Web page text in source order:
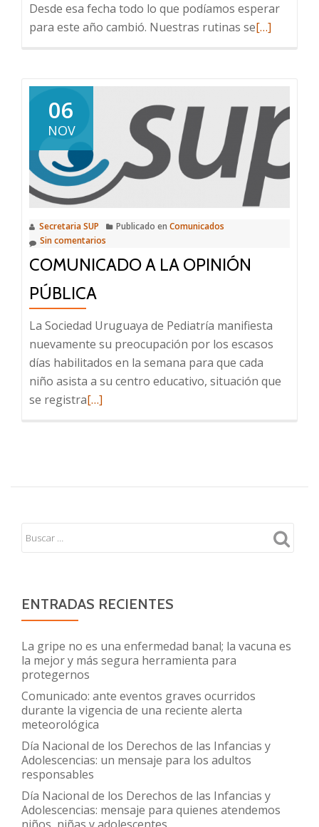
Desde esa fecha todo lo que podíamos esperar
para este año cambió. Nuestras rutinas seLeer
al
Covid-
es
un
tema
cuidemos
lo
que
tenemos
[…]
06
NOV
Secretaria SUP Publicado en Comunicados
Sin comentarios
COMUNICADO A LA OPINIÓN
PÚBLICA
La Sociedad Uruguaya de Pediatría manifiesta
nuevamente su preocupación por los escasos
días habilitados en la semana para que cada
niño asista a su centro educativo, situación que
se registraLeer
la
pública
[…]
ENTRADAS RECIENTES
La gripe no es una enfermedad banal; la vacuna es
la mejor y más segura herramienta para
protegernos
Comunicado: ante eventos graves ocurridos
durante la vigencia de una reciente alerta
meteorológica
Día Nacional de los Derechos de las Infancias y
Adolescencias: un mensaje para los adultos
responsables
Día Nacional de los Derechos de las Infancias y
Adolescencias: mensaje para quienes atendemos